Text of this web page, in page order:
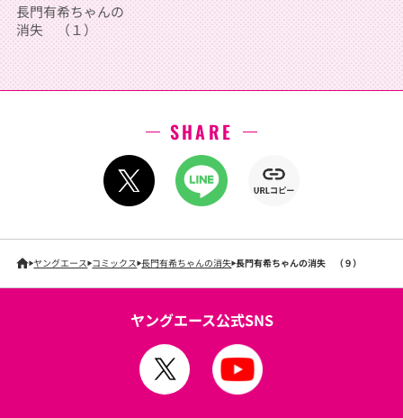
長門有希ちゃんの
消失 （１）
SHARE
ヤングエース コミックス 長門有希ちゃんの消失 長門有希ちゃんの消失 （９）
ヤングエース公式SNS